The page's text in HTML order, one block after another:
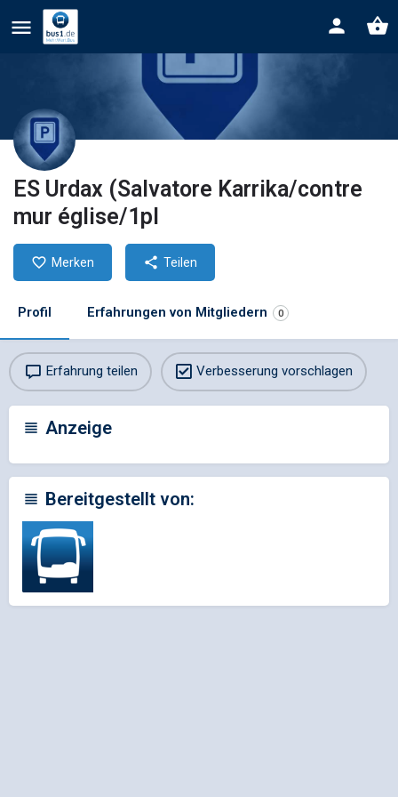
ES Urdax (Salvatore Karrika/contre
mur église/1pl
Merken Teilen
Profil Erfahrungen von Mitgliedern 0
Erfahrung teilen Verbesserung vorschlagen
Anzeige
Bereitgestellt von: